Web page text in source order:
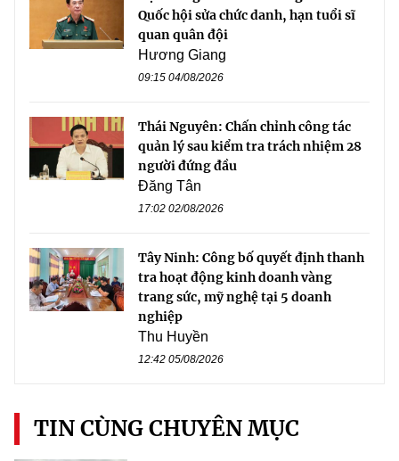
Quốc hội sửa chức danh, hạn tuổi sĩ
quan quân đội
Hương Giang
09:15 04/08/2026
Thái Nguyên: Chấn chỉnh công tác
quản lý sau kiểm tra trách nhiệm 28
người đứng đầu
Đăng Tân
17:02 02/08/2026
Tây Ninh: Công bố quyết định thanh
tra hoạt động kinh doanh vàng
trang sức, mỹ nghệ tại 5 doanh
nghiệp
Thu Huyền
12:42 05/08/2026
TIN CÙNG CHUYÊN MỤC